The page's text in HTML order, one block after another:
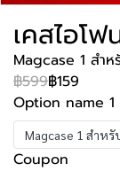
เคสไอโ
Magcase 1 สำ
฿599฿159
Option name 1
Magcase 1 สำห
Coupon